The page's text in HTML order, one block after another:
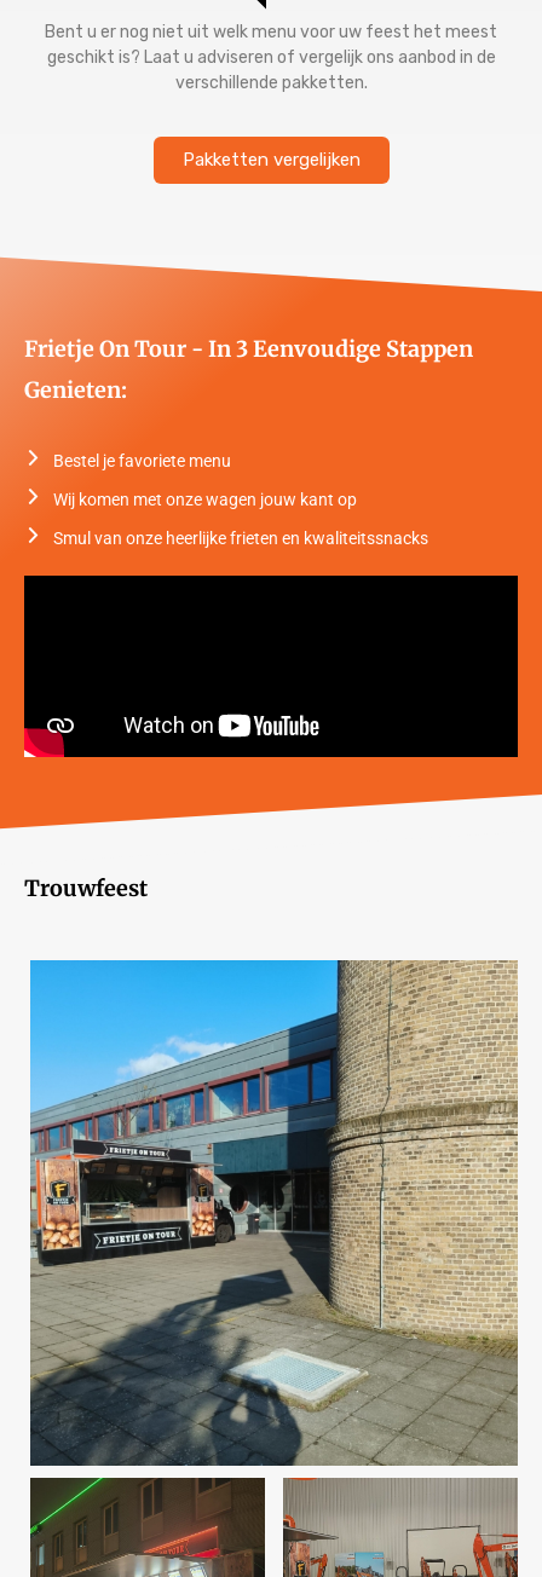
Bent u er nog niet uit welk menu voor uw feest het meest
geschikt is? Laat u adviseren of vergelijk ons aanbod in de
verschillende pakketten.
Pakketten vergelijken
Frietje On Tour - In 3 Eenvoudige Stappen
Genieten:
Bestel je favoriete menu
Wij komen met onze wagen jouw kant op
Smul van onze heerlijke frieten en kwaliteitssnacks
Trouwfeest